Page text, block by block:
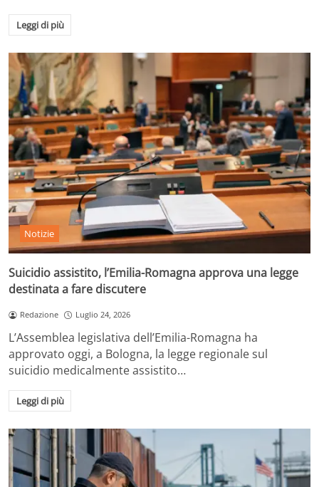
Leggi di più
Notizie
Suicidio assistito, l’Emilia-Romagna approva una legge
destinata a fare discutere
Redazione Luglio 24, 2026
L’Assemblea legislativa dell’Emilia-Romagna ha
approvato oggi, a Bologna, la legge regionale sul
suicidio medicalmente assistito…
Leggi di più